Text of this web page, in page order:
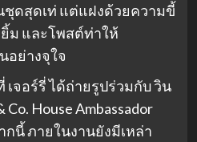
ชุดสุดเท่ แต่แฝงด้วยความขี้
ม และโพสต์ท่าให้
อย่างจุใจ
จอร์รี่ ได้ถ่ายรูปร่วมกับ วิน
House Ambassador
กนี้ ภายในงานยังมีเหล่า